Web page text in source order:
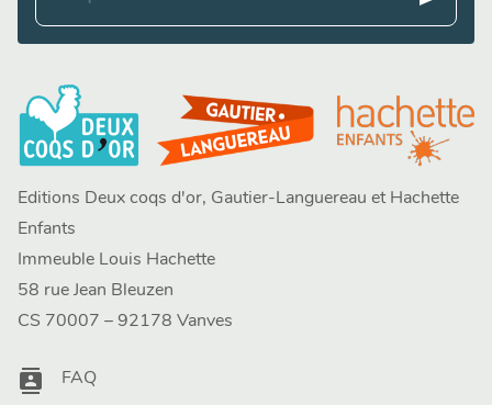
Editions Deux coqs d'or, Gautier-Languereau et Hachette
Enfants
Immeuble Louis Hachette
58 rue Jean Bleuzen
CS 70007 – 92178 Vanves
contacts FAQ